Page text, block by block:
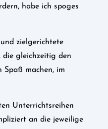
habe ich spoges
zielgerichtete
die gleichzeitig den
Spaß machen, im
Unterrichtsreihen
an die jeweilige